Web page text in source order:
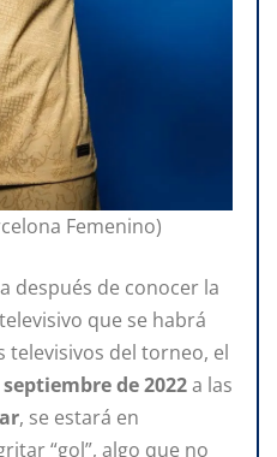
Femenino)
después de conocer la
que se habrá
televisivos del torneo, el
septiembre de 2022a las
, se estará en
“gol”, algo que no